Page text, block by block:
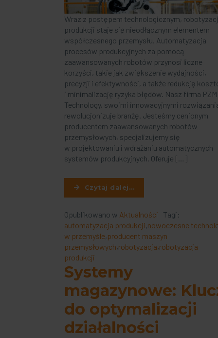
Wraz z postępem technologicznym,
produkcji staje się nieodłącznym elementem
współczesnego przemysłu. Automatyzacja
procesów produkcyjnych za pomocą
zaawansowanych robotów przynosi liczne
korzyści, takie jak zwiększenie wydajności,
precyzji i efektywności, a także redukcję
i minimalizację ryzyka błędów. Nasz firma PZM
Technology, swoimi innowacyjnymi
rewolucjonizuje branżę. Jesteśmy cenionym
producentem zaawansowanych robotów
przemysłowych, specjalizujemy się
w projektowaniu i wdrażaniu automatycznych
systemów produkcyjnych. Oferuje […]
Czytaj dalej…
Opublikowano w Aktualności
Tagi:
automatyzacja produkcji,nowoczesne
w przemyśle,producent maszyn
przemysłowych,robotyzacja,robotyzacja
produkcji
Systemy
magazynowe:
do optymalizacji
działalności